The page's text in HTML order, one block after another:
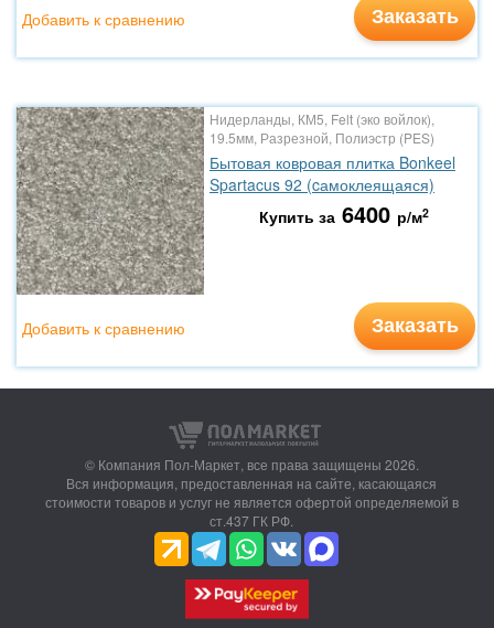
Заказать
Добавить к сравнению
Нидерланды, КМ5, Felt (эко войлок),
19.5мм, Разрезной, Полиэстр (PES)
Бытовая ковровая плитка Bonkeel
Spartacus 92 (cамоклеящаяся)
Купить за 6400 р/м2
Заказать
Добавить к сравнению
© Компания Пол-Маркет, все права защищены 2026.
Вся информация, предоставленная на сайте, касающаяся
стоимости товаров и услуг не является офертой определяемой в
ст.437 ГК РФ.